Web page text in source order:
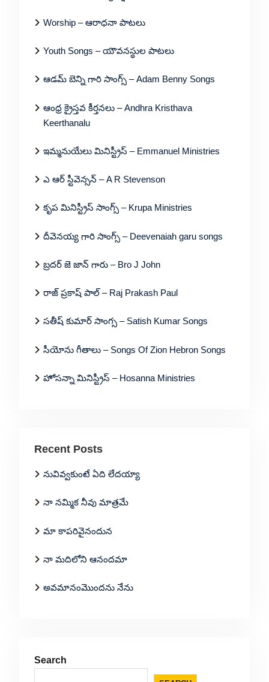
Worship – ఆరాధనా పాటలు
Youth Songs – యౌవనస్థుల పాటలు
ఆడమ్ బెన్ని గారి సాంగ్స్ – Adam Benny Songs
ఆంధ్ర క్రైస్తవ కీర్తనలు – Andhra Kristhava
Keerthanalu
ఇమ్మనుయేలు మినిస్ట్రీస్ – Emmanuel Ministries
ఎ ఆర్ స్టీవెన్సన్ – A R Stevenson
కృప మినిస్ట్రీస్ సాంగ్స్ – Krupa Ministries
దీవెనయ్య గారి సాంగ్స్ – Deevenaiah garu songs
బ్రదర్ జె జాన్ గారు – Bro J John
రాజ్ ప్రకాష్ పాల్ – Raj Prakash Paul
సతీష్ కుమార్ సాంగ్స – Satish Kumar Songs
సీయోను గీతాలు – Songs Of Zion Hebron Songs
హోసన్నా మినిస్ట్రీస్ – Hosanna Ministries
Recent Posts
నువివ్వకుంటే ఏది లేదయ్యా
నా నమ్మిక నీవు మాత్రమే
మా కాపరివైనందున
నా మదిలోని ఆనందమా
అవమానంమొందను నేను
Search